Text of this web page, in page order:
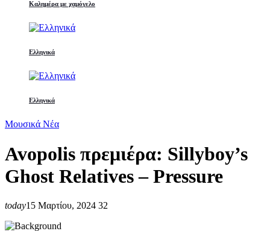
Καλημέρα με χαμόγελο
Ελληνικά
Ελληνικά
Μουσικά Νέα
Avopolis πρεμιέρα: Sillyboy’s
Ghost Relatives – Pressure
today15 Μαρτίου, 2024 32